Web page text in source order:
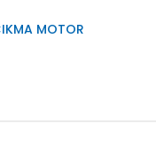
MOTOR